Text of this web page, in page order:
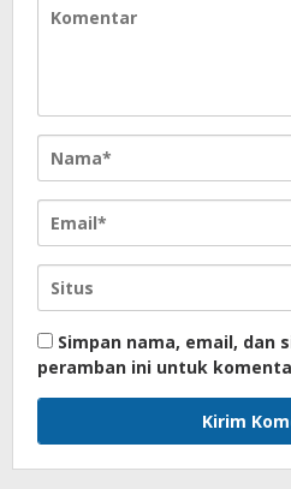
Simpan nama, email, dan
peramban ini untuk